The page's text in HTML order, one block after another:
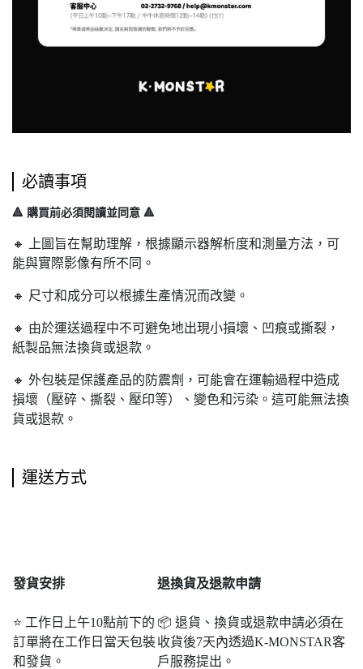
必讀事項
🔺 購買前必須閱讀並同意 🔺
🔸 上圖旨在幫助理解，根據顯示器解析度和測量方法，可
能與實際影像有所不同。
🔸 尺寸和成分可以根據生產情況而改變。
🔸 由於運送過程中不可避免地出現小損壞、凹痕或撕裂，
紙製品無法換貨或退款。
🔸 外包裝是保護產品的防震劑，可能會在運輸過程中造成
損壞（壓碎、撕裂、壓印等）、變色和污染。這可能無法換
貨或退款。
運送方式
發貨安排
⭐ 工作日上午10點前下的
訂單將在工作日當天包裝
和發貨。
退換貨及退款申請
📦 退貨、換貨或退款申請必須在
收貨後7天內透過K-MONSTAR客
戶服務提出。